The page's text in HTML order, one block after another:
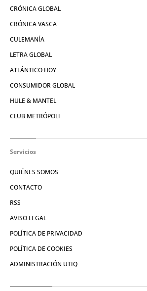
CRÓNICA GLOBAL
CRÓNICA VASCA
CULEMANÍA
LETRA GLOBAL
ATLÁNTICO HOY
CONSUMIDOR GLOBAL
HULE & MANTEL
CLUB METRÓPOLI
Servicios
QUIÉNES SOMOS
CONTACTO
RSS
AVISO LEGAL
POLÍTICA DE PRIVACIDAD
POLÍTICA DE COOKIES
ADMINISTRACIÓN UTIQ